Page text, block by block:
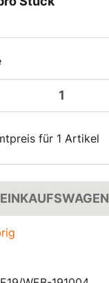
für 1 Artikel